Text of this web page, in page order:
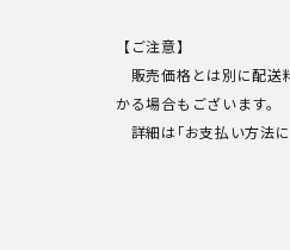
【ご注意】
販売価格とは別に配送
かる場合もございます。
詳細は｢お支払い方法に